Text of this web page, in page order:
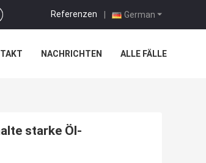
German
Referenzen |
NACHRICHTEN ALLE FÄLLE
starke Öl-